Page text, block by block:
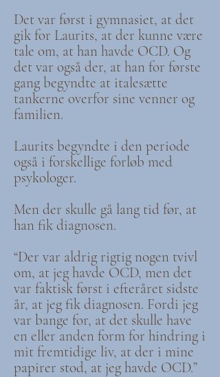
Det var først i gymnasiet, at det
gik for Laurits, at der kunne være
tale om, at han havde OCD. Og
det var også der, at han for første
gang begyndte at italesætte
tankerne overfor sine venner og
familien.
Laurits begyndte i den periode
også i forskellige forløb med
psykologer.
Men der skulle gå lang tid før, at
han fik diagnosen.
“Der var aldrig rigtig nogen tvivl
om, at jeg havde OCD, men det
var faktisk først i efteråret sidste
år, at jeg fik diagnosen. Fordi jeg
var bange for, at det skulle have
en eller anden form for hindring i
mit fremtidige liv, at der i mine
papirer stod, at jeg havde OCD.”